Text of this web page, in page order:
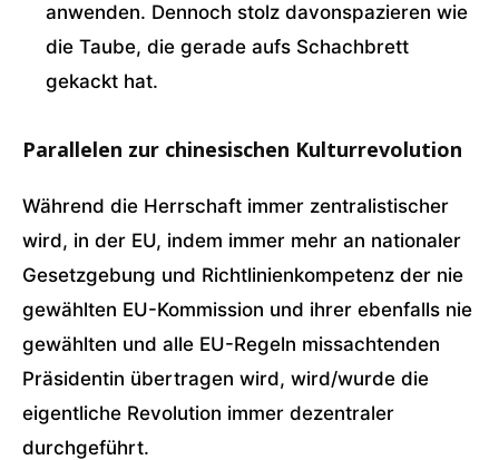
anwenden. Dennoch stolz davonspazieren wie
die Taube, die gerade aufs Schachbrett
gekackt hat.
Parallelen zur chinesischen Kulturrevolution
Während die Herrschaft immer zentralistischer
wird, in der EU, indem immer mehr an nationaler
Gesetzgebung und Richtlinienkompetenz der nie
gewählten EU-Kommission und ihrer ebenfalls nie
gewählten und alle EU-Regeln missachtenden
Präsidentin übertragen wird, wird/wurde die
eigentliche Revolution immer dezentraler
durchgeführt.